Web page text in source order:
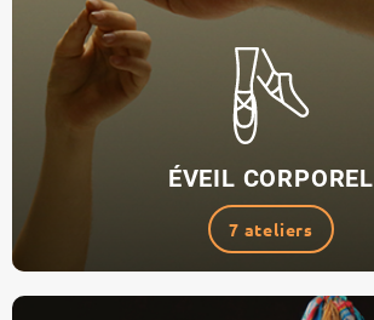
ÉVEIL CORPOREL
7 ateliers